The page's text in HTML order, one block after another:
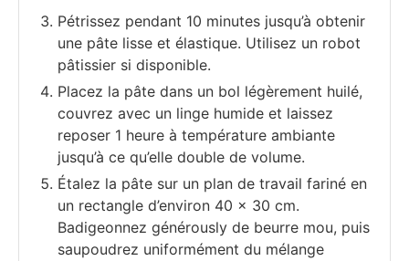
Pétrissez pendant 10 minutes jusqu’à obtenir
une pâte lisse et élastique. Utilisez un robot
pâtissier si disponible.
Placez la pâte dans un bol légèrement huilé,
couvrez avec un linge humide et laissez
reposer 1 heure à température ambiante
jusqu’à ce qu’elle double de volume.
Étalez la pâte sur un plan de travail fariné en
un rectangle d’environ 40 x 30 cm.
Badigeonnez générously de beurre mou, puis
saupoudrez uniformément du mélange